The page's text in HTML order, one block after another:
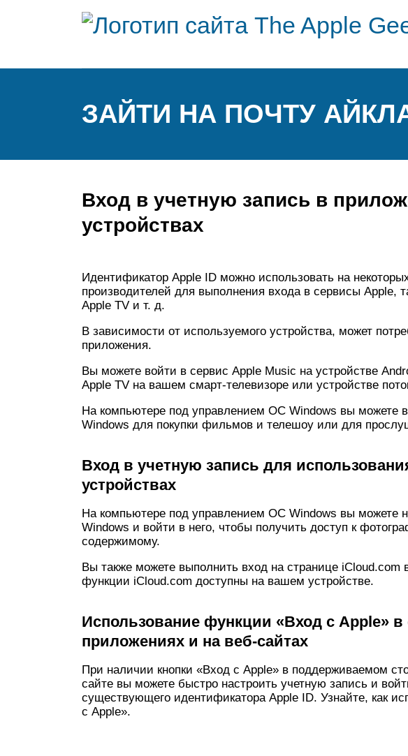
ЗАЙТИ НА ПОЧТУ
Вход в учетную запись в
устройствах
Идентификатор Apple ID можно использовать на
производителей для выполнения входа в сервисы Apple,
Apple TV и т. д.
В зависимости от используемого устройства, может
приложения.
Вы можете войти в сервис Apple Music на устройстве
Apple TV на вашем смарт-телевизоре или устройстве
На компьютере под управлением ОС Windows вы можете
Windows для покупки фильмов и телешоу или для
Вход в учетную запись для
устройствах
На компьютере под управлением ОС Windows вы можете
Windows и войти в него, чтобы получить доступ к
содержимому.
Вы также можете выполнить вход на странице iCloud.com
функции iCloud.com доступны на вашем устройстве.
Использование функции «Вход с Apple» в
приложениях и на веб-сайтах
При наличии кнопки «Вход с Apple» в поддерживаемом
сайте вы можете быстро настроить учетную запись и
существующего идентификатора Apple ID. Узнайте, как
с Apple».